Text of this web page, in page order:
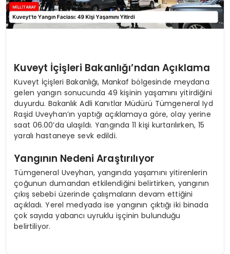
Kuveyt İçişleri Bakanlığı’ndan Açıklama
Kuveyt İçişleri Bakanlığı, Mankaf bölgesinde meydana
gelen yangın sonucunda 49 kişinin yaşamını yitirdiğini
duyurdu. Bakanlık Adli Kanıtlar Müdürü Tümgeneral Iyd
Raşid Uveyhan’ın yaptığı açıklamaya göre, olay yerine
saat 06.00’da ulaşıldı. Yangında 11 kişi kurtarılırken, 15
yaralı hastaneye sevk edildi.
Yangının Nedeni Araştırılıyor
Tümgeneral Uveyhan, yangında yaşamını yitirenlerin
çoğunun dumandan etkilendiğini belirtirken, yangının
çıkış sebebi üzerinde çalışmaların devam ettiğini
açıkladı. Yerel medyada ise yangının çıktığı iki binada
çok sayıda yabancı uyruklu işçinin bulunduğu
belirtiliyor.